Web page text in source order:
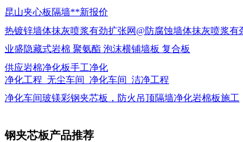
昆山夹心板隔墙**新报价
热镀锌墙体抹灰喷浆有劲扩张网@防腐蚀墙体抹灰喷浆有
业盛隐藏式岩棉 聚氨酯 泡沫横铺墙板 复合板
供应岩棉净化板手工净化
净化工程_无尘车间_净化车间_洁净工程
净化车间玻镁彩钢夹芯板，防火吊顶隔墙净化岩棉板施工
钢夹芯板产品推荐